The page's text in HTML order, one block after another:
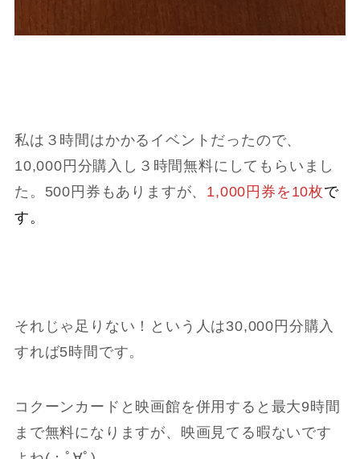
私は３時間はかかるイベントだったので、
10,000円分購入し３時間無料にしてもらいまし
た。500円券もありますが、 1,000円券を10枚で
す。
それじゃ足りない！という人は30,000円分購入
すれば5時間です。
コクーンカードと映画館を併用すると最大9時間
まで無料になりますが、映画見てる暇ないです